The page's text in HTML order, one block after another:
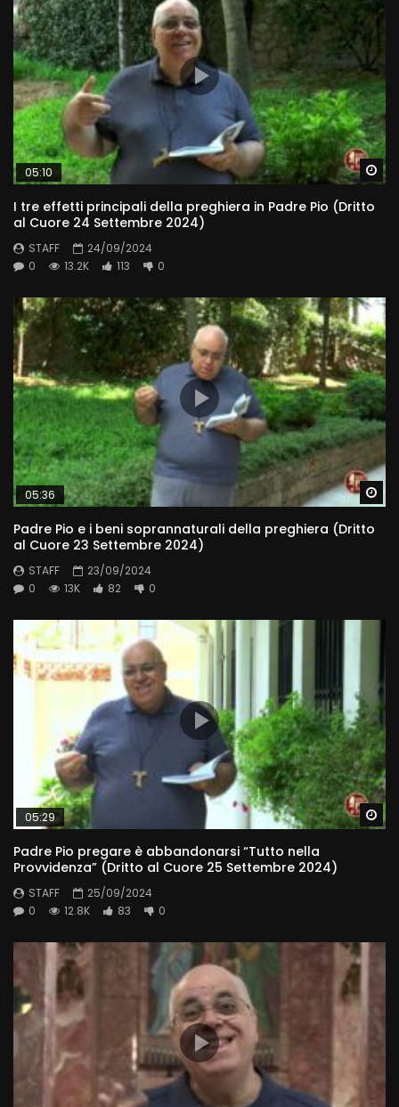
05:10
I tre effetti principali della preghiera in Padre Pio (Dritto
al Cuore 24 Settembre 2024)
STAFF
24/09/2024
0
13.2K 113 0
05:36
Padre Pio e i beni soprannaturali della preghiera (Dritto
al Cuore 23 Settembre 2024)
STAFF
23/09/2024
0
13K 82 0
05:29
Padre Pio pregare è abbandonarsi “Tutto nella
Provvidenza” (Dritto al Cuore 25 Settembre 2024)
STAFF
25/09/2024
0
12.8K 83 0